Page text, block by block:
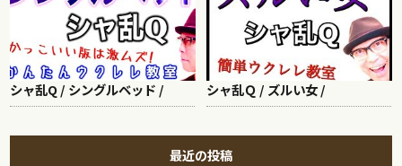
シャ乱Q / シングルベッド / シャ乱Ｑ / ズルい女 /
最近の投稿